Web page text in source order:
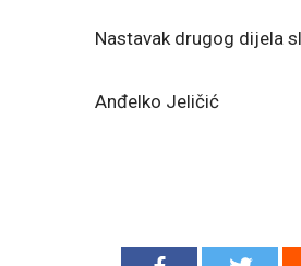
Nastavak drugog dijela
Anđelko Jeličić